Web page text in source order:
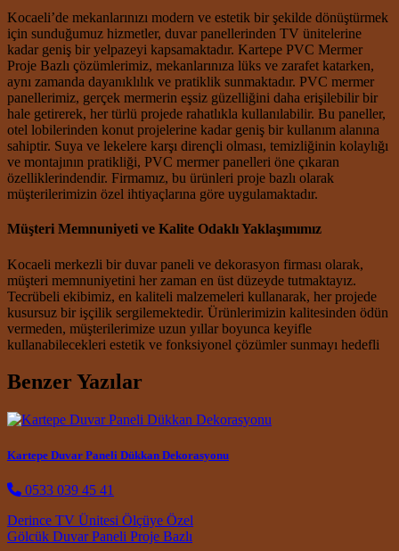
Kocaeli’de mekanlarınızı modern ve estetik bir şekilde dönüştürmek
için sunduğumuz hizmetler, duvar panellerinden TV ünitelerine
kadar geniş bir yelpazeyi kapsamaktadır. Kartepe PVC Mermer
Proje Bazlı çözümlerimiz, mekanlarınıza lüks ve zarafet katarken,
aynı zamanda dayanıklılık ve pratiklik sunmaktadır. PVC mermer
panellerimiz, gerçek mermerin eşsiz güzelliğini daha erişilebilir bir
hale getirerek, her türlü projede rahatlıkla kullanılabilir. Bu paneller,
otel lobilerinden konut projelerine kadar geniş bir kullanım alanına
sahiptir. Suya ve lekelere karşı dirençli olması, temizliğinin kolaylığı
ve montajının pratikliği, PVC mermer panelleri öne çıkaran
özelliklerindendir. Firmamız, bu ürünleri proje bazlı olarak
müşterilerimizin özel ihtiyaçlarına göre uygulamaktadır.
Müşteri Memnuniyeti ve Kalite Odaklı Yaklaşımımız
Kocaeli merkezli bir duvar paneli ve dekorasyon firması olarak,
müşteri memnuniyetini her zaman en üst düzeyde tutmaktayız.
Tecrübeli ekibimiz, en kaliteli malzemeleri kullanarak, her projede
kusursuz bir işçilik sergilemektedir. Ürünlerimizin kalitesinden ödün
vermeden, müşterilerimize uzun yıllar boyunca keyifle
kullanabilecekleri estetik ve fonksiyonel çözümler sunmayı hedefli
Benzer Yazılar
Kartepe Duvar Paneli Dükkan Dekorasyonu
0533 039 45 41
Post navigation
Derince TV Ünitesi Ölçüye Özel
Gölcük Duvar Paneli Proje Bazlı